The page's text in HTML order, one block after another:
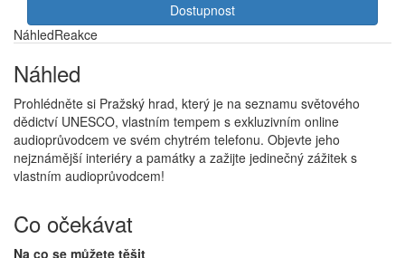
Dostupnost
NáhledReakce
Náhled
Prohlédněte si Pražský hrad, který je na seznamu světového
dědictví UNESCO, vlastním tempem s exkluzivním online
audioprůvodcem ve svém chytrém telefonu. Objevte jeho
nejznámější interiéry a památky a zažijte jedinečný zážitek s
vlastním audioprůvodcem!
Co očekávat
Na co se můžete těšit